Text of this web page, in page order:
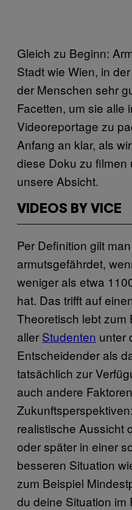
Gleich zu Beginn:
Stadt wie Wien, in
der Menschen sehr
Facetten, um sie alle
Videoreportage zu
Anfang an klar, als
diese Doku zu filmen
unsere Absicht.
VIDEOS BY VICE
Per Definition gilt
armutsgefährdet,
weniger als etwa
hat. Das trifft auf
Theoretisch lebt zum
aller Studenten unter
Entscheidender als
tatsächlich zur
auch andere
realistische Aussicht
oder später in einer
besseren Situation
zum Beispiel
du deine Situation im